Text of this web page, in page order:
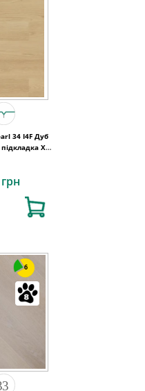
34 I4F Дуб
XPO
6